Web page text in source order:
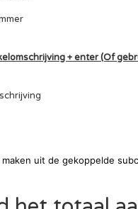
+ enter (Of
uit de gekoppelde